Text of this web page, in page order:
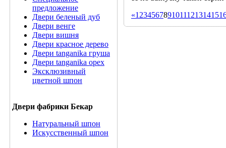
предложение
Двери беленый дуб
Двери венге
Двери вишня
Двери красное дерево
Двери tanganika груша
Двери tanganika oрех
Эксклюзивный
цветной шпон
Двери фабрики Бекар
Натуральный шпон
Искусственный шпон
«1 23456789101112131415